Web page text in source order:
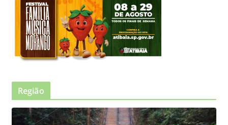
Região